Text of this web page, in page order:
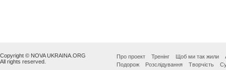
Copyright © NOVA UKRAINA.ORG
All rights reserved.
Про проект Тренінг Щоб ми так жили
Подорож
Розслідування Творчість